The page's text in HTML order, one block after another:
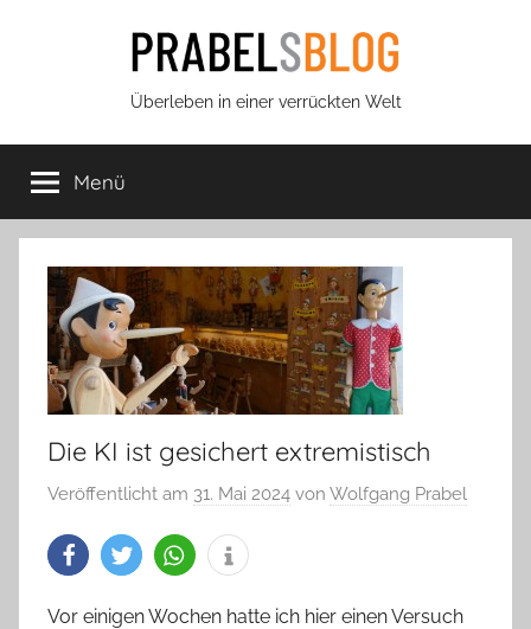
Prabels
Blog
Überleben in einer verrückten Welt
Menü
Die KI ist gesichert extremistisch
Veröffentlicht am 31. Mai 2024 von Wolfgang Prabel
Vor einigen Wochen hatte ich hier einen Versuch